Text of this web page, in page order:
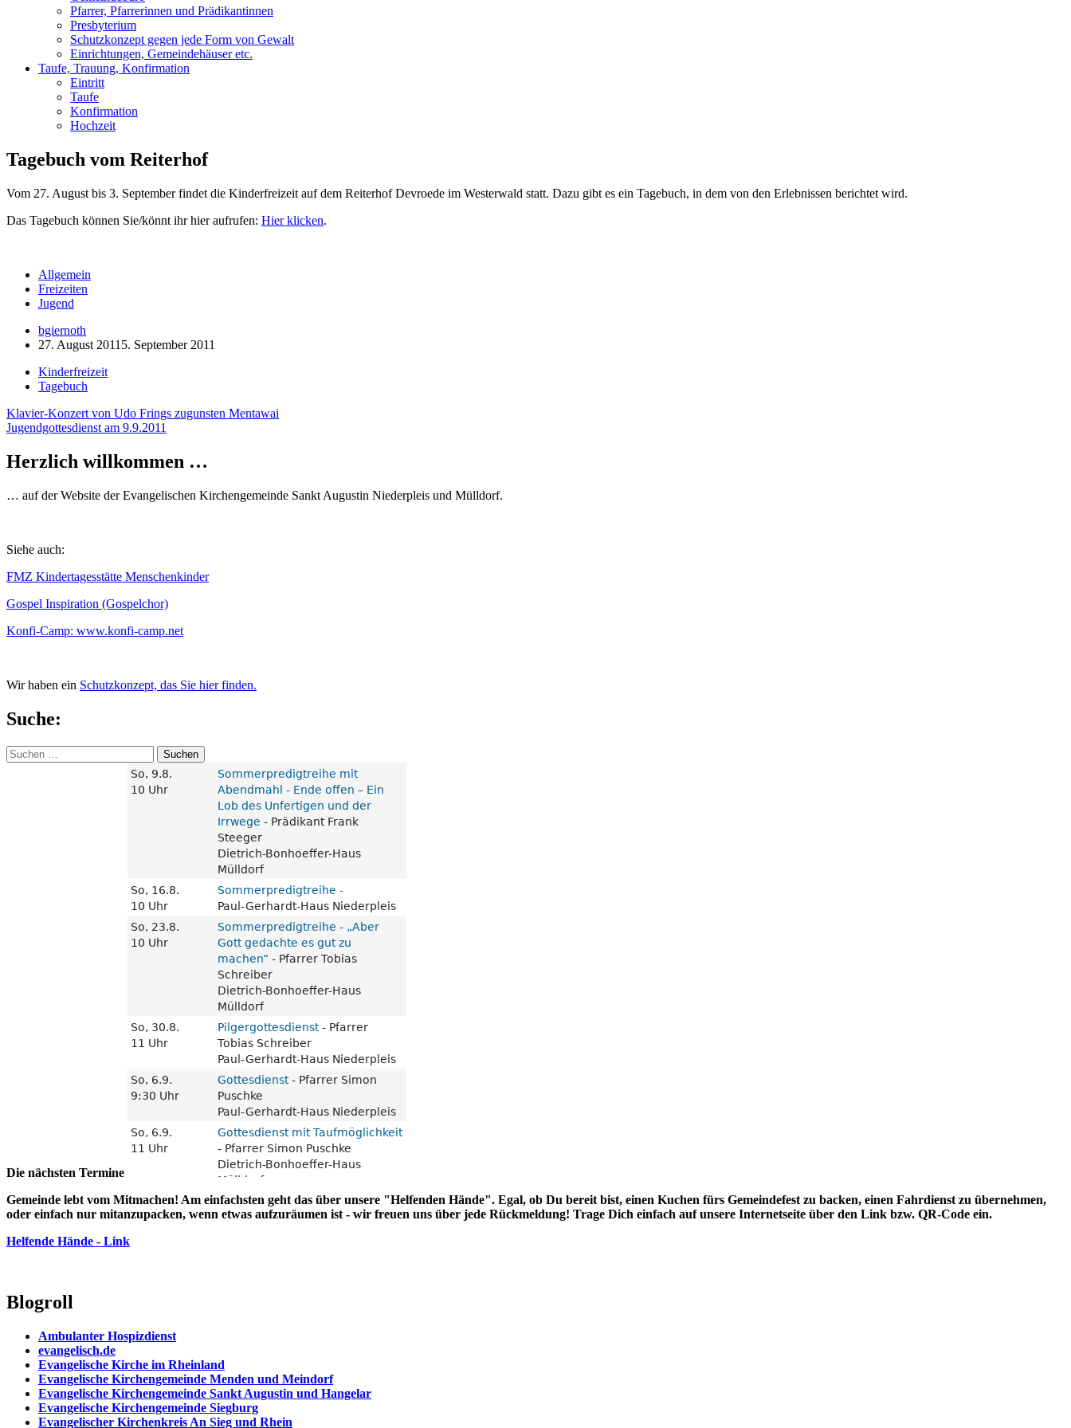
Pfarrer, Pfarrerinnen und Prädikantinnen
Presbyterium
Schutzkonzept gegen jede Form von Gewalt
Einrichtungen, Gemeindehäuser etc.
Taufe, Trauung, Konfirmation
Eintritt
Taufe
Konfirmation
Hochzeit
Tagebuch vom Reiterhof
Vom 27. August bis 3. September findet die Kinderfreizeit auf dem Reiterhof Devroede im Westerwald statt. Dazu gibt es ein Tagebuch, in dem von den Erlebnissen berichtet wird.
Das Tagebuch können Sie/könnt ihr hier aufrufen: Hier klicken.
Allgemein
Freizeiten
Jugend
bgiernoth
27. August 2011 5. September 2011
Kinderfreizeit
Tagebuch
Beitragsnavigation
Klavier-Konzert von Udo Frings zugunsten Mentawai
Jugendgottesdienst am 9.9.2011
Herzlich willkommen …
… auf der Website der Evangelischen Kirchengemeinde Sankt Augustin Niederpleis und Mülldorf.
Siehe auch:
FMZ Kindertagesstätte Menschenkinder
Gospel Inspiration (Gospelchor)
Konfi-Camp: www.konfi-camp.net
Wir haben ein Schutzkonzept, das Sie hier finden.
Suche:
Suchen
nach:
Die nächsten Termine
Gemeinde lebt vom Mitmachen! Am einfachsten geht das über unsere "Helfenden Hände". Egal, ob Du bereit bist, einen Kuchen fürs Gemeindefest zu backen, einen Fahrdienst zu übernehmen,
oder einfach nur mitanzupacken, wenn etwas aufzuräumen ist - wir freuen uns über jede Rückmeldung! Trage Dich einfach auf unsere Internetseite über den Link bzw. QR-Code ein.
Helfende Hände - Link
Blogroll
Ambulanter Hospizdienst
evangelisch.de
Evangelische Kirche im Rheinland
Evangelische Kirchengemeinde Menden und Meindorf
Evangelische Kirchengemeinde Sankt Augustin und Hangelar
Evangelische Kirchengemeinde Siegburg
Evangelischer Kirchenkreis An Sieg und Rhein